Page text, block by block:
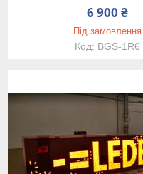
6 900 ₴
Під замовлення
BGS-1R6